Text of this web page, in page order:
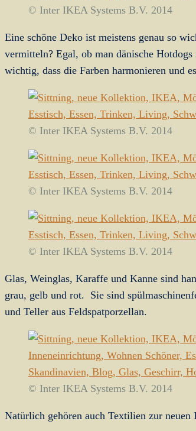
© Inter IKEA Systems B.V. 2014
Eine schöne Deko ist meistens genau so
vermitteln? Egal, ob man dänische
wichtig, dass die Farben harmonieren und
© Inter IKEA Systems B.V. 2014
© Inter IKEA Systems B.V. 2014
© Inter IKEA Systems B.V. 2014
Glas, Weinglas, Karaffe und Kanne sind
grau, gelb und rot. Sie sind
und Teller aus Feldspatporzellan.
© Inter IKEA Systems B.V. 2014
Natürlich gehören auch Textilien zur